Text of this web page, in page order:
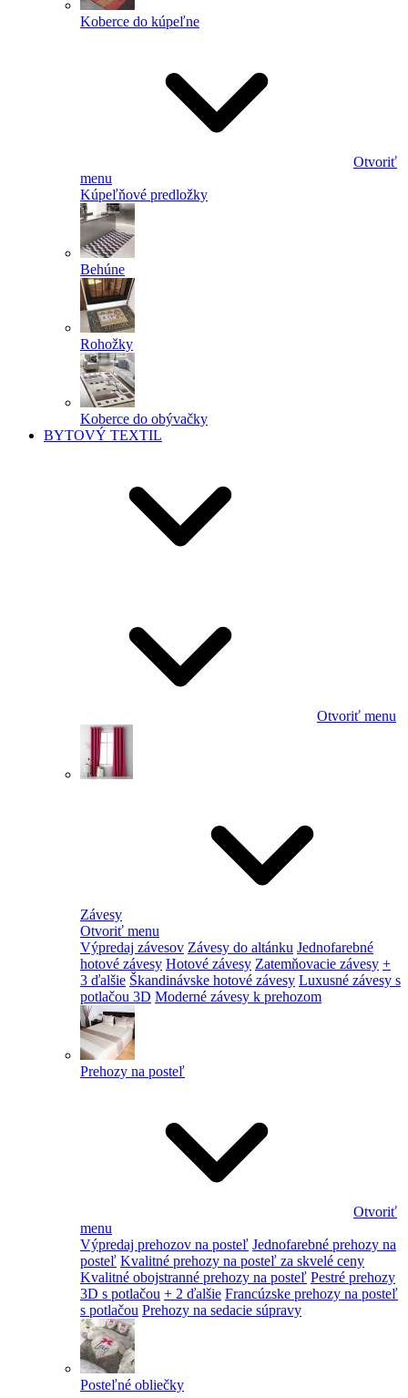
Koberce do kúpeľne
Otvoriť
menu
Kúpeľňové predložky
Behúne
Rohožky
Koberce do obývačky
BYTOVÝ TEXTIL
Otvoriť menu
Závesy
Otvoriť menu
Výpredaj závesov Závesy do altánku Jednofarebné
hotové závesy Hotové závesy Zatemňovacie závesy +
3 ďalšie Škandinávske hotové závesy Luxusné závesy s
potlačou 3D Moderné závesy k prehozom
Prehozy na posteľ
Otvoriť
menu
Výpredaj prehozov na posteľ Jednofarebné prehozy na
posteľ Kvalitné prehozy na posteľ za skvelé ceny
Kvalitné obojstranné prehozy na posteľ Pestré prehozy
3D s potlačou + 2 ďalšie Francúzske prehozy na posteľ
s potlačou Prehozy na sedacie súpravy
Posteľné obliečky